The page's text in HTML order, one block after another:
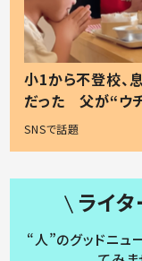
小1から不登校、
だった 父が“ウ
る理由とは #令
SNSで話題
ライタ
“人”のグッドニュ